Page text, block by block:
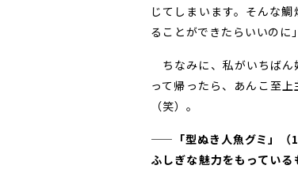
じてしまいます。そんな
ることができたらいいのに
ちなみに、私がいちばん
って帰ったら、あんこ至
（笑）。
——「型ぬき人魚グミ」（1
ふしぎな魅力をもってい